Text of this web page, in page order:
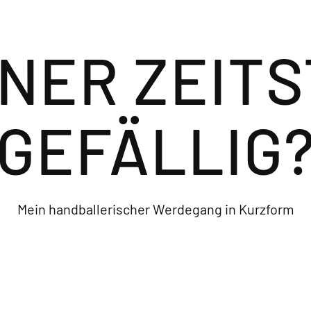
Mein handballerischer Werdegang in Kurzform